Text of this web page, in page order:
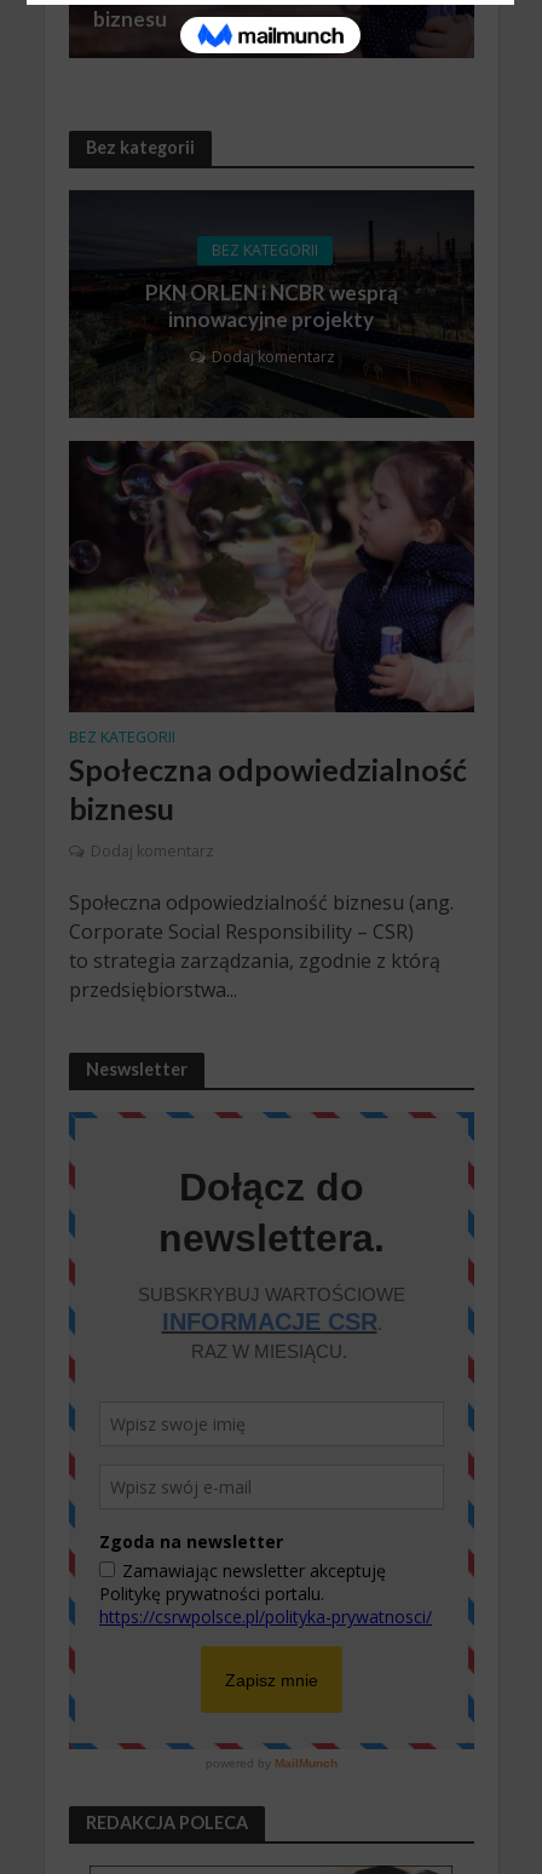
biznesu
Bez kategorii
BEZ KATEGORII
PKN ORLEN i NCBR wesprą
innowacyjne projekty
Dodaj komentarz
BEZ KATEGORII
Społeczna odpowiedzialność
biznesu
Dodaj komentarz
Społeczna odpowiedzialność biznesu (ang.
Corporate Social Responsibility – CSR)
to strategia zarządzania, zgodnie z którą
przedsiębiorstwa...
Neswsletter
REDAKCJA POLECA